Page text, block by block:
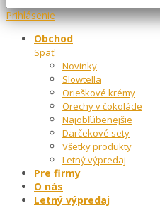
Prihlásenie
Obchod
Späť
Novinky
Slowtella
Orieškové krémy
Orechy v čokoláde
Najobľúbenejšie
Darčekové sety
Všetky produkty
Letný výpredaj
Pre firmy
O nás
Letný výpredaj